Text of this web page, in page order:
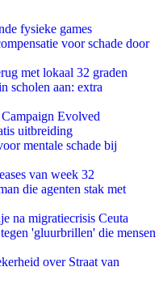
fysieke games
voor schade door
met lokaal 32 graden
scholen aan: extra
Evolved
uitbreiding
mentale schade bij
van week 32
die agenten stak met
na migratiecrisis Ceuta
'gluurbrillen' die mensen
over Straat van